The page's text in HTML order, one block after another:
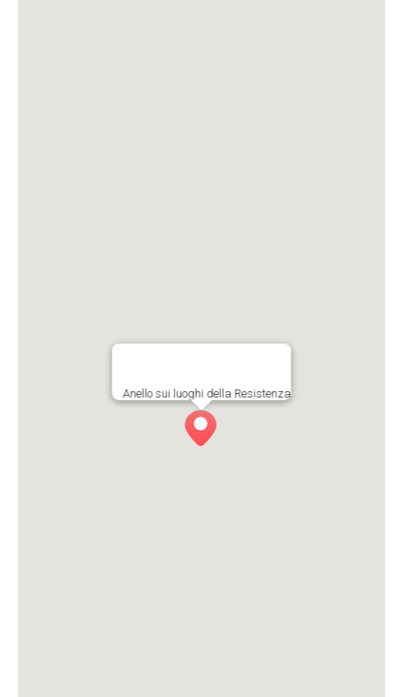
Anello sui luoghi della Resistenza